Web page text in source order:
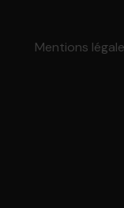
Mentions